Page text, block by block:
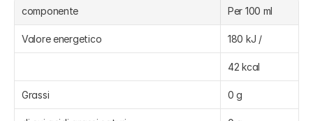
componente Per 100 ml
Valore energetico 180 kJ /
42 kcal
Grassi 0 g